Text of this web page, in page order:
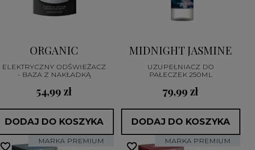
ORGANIC
ELEKTRYCZNY ODŚWIEŻACZ
- BAZA Z NAKŁADKĄ
54,99 zł
DODAJ DO KOSZYKA
MIDNIGHT JASMINE
UZUPEŁNIACZ DO
PAŁECZEK 250ML
79,99 zł
DODAJ DO KOSZYKA
MARKA PREMIUM
favorite_border
favorite_border MARKA PREMIUM
favorite_border
favorite_border